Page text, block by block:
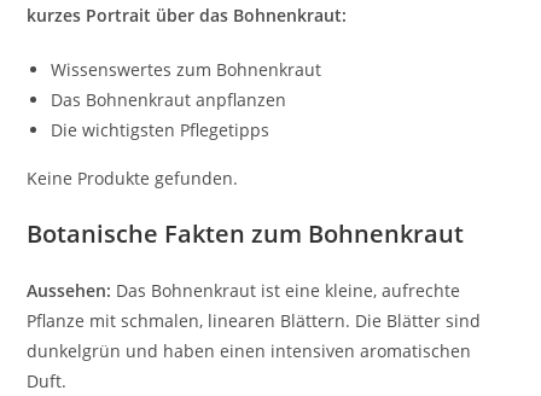
kurzes Portrait über das Bohnenkraut:
Wissenswertes zum Bohnenkraut
Das Bohnenkraut anpflanzen
Die wichtigsten Pflegetipps
Keine Produkte gefunden.
Botanische Fakten zum Bohnenkraut
Aussehen: Das Bohnenkraut ist eine kleine, aufrechte
Pflanze mit schmalen, linearen Blättern. Die Blätter sind
dunkelgrün und haben einen intensiven aromatischen
Duft.